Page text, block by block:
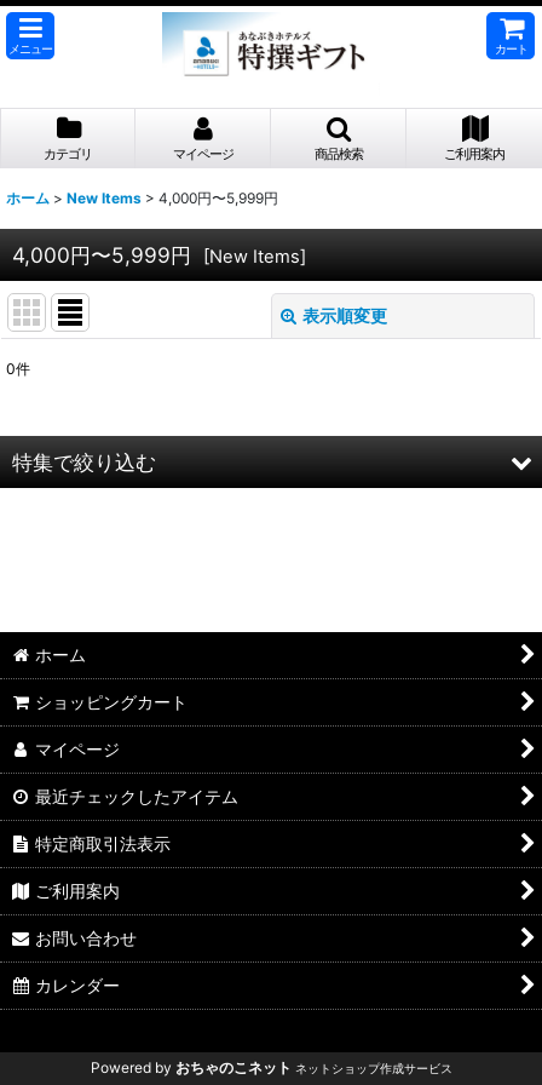
メニュー カート
カテゴリ マイページ 商品検索 ご利用案内
ホーム > New Items > 4,000円〜5,999円
4,000円〜5,999円 [New Items]
表示順変更
並び順 :
0件
特集で絞り込む
ホーム
ショッピングカート
マイページ
最近チェックしたアイテム
特定商取引法表示
ご利用案内
お問い合わせ
カレンダー
Powered by おちゃのこネット ネットショップ作成サービス